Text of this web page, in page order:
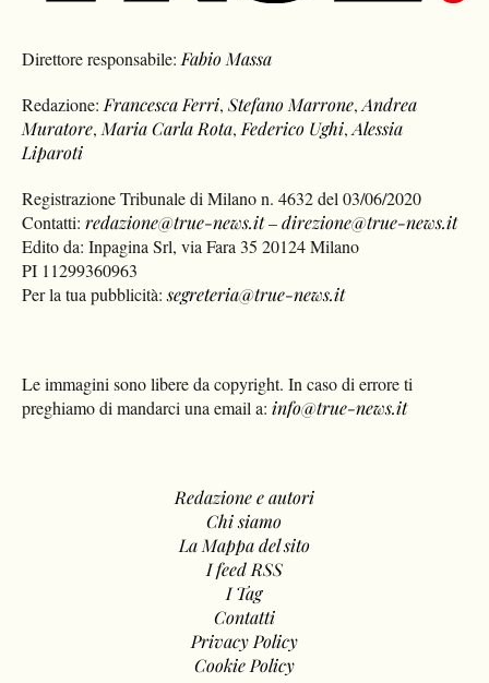
Direttore responsabile: Fabio Massa
Redazione: Francesca Ferri,Stefano Marrone,Andrea
Muratore, Maria Carla Rota, Federico Ughi,Alessia
Liparoti
Registrazione Tribunale di Milano n. 4632 del 03/06/2020
Contatti:redazione@true-news.it–direzione@true-news.it
Edito da: Inpagina Srl, via Fara 35 20124 Milano
PI 11299360963
Per la tua pubblicità:segreteria@true-news.it
Le immagini sono libere da copyright. In caso di errore ti
preghiamo di mandarci una email a: info@true-news.it
Redazione e autori
Chi siamo
La Mappa del sito
I feed RSS
I Tag
Contatti
Privacy Policy
Cookie Policy